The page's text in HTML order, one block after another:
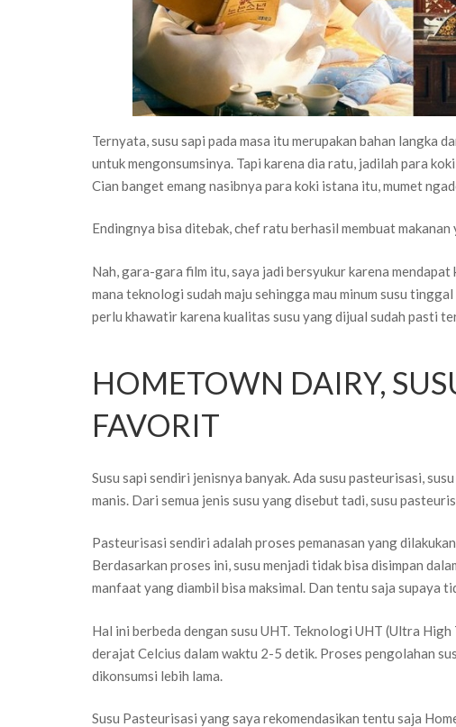
Ternyata, susu sapi pada masa itu merupakan bahan langka
untuk mengonsumsinya. Tapi karena dia ratu, jadilah para
Cian banget emang nasibnya para koki istana itu, mumet
Endingnya bisa ditebak, chef ratu berhasil membuat
Nah, gara-gara film itu, saya jadi bersyukur karena
mana teknologi sudah maju sehingga mau minum susu
perlu khawatir karena kualitas susu yang dijual sudah pasti
HOMETOWN DAIRY,
FAVORIT
Susu sapi sendiri jenisnya banyak. Ada susu pasteurisasi,
manis. Dari semua jenis susu yang disebut tadi, susu
Pasteurisasi sendiri adalah proses pemanasan yang
Berdasarkan proses ini, susu menjadi tidak bisa disimpan
manfaat yang diambil bisa maksimal. Dan tentu saja supaya
Hal ini berbeda dengan susu UHT. Teknologi UHT (Ultra
derajat Celcius dalam waktu 2-5 detik. Proses pengolahan
dikonsumsi lebih lama.
Susu Pasteurisasi yang saya rekomendasikan tentu saja